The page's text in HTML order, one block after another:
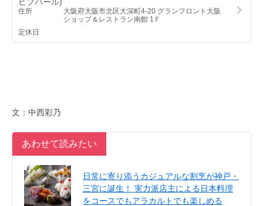
文：中西彩乃
あわせて読みたい
日常に寄り添うカジュアルな割烹が神戸・
三宮に誕生！ 実力派店主による日本料理
をコースでもアラカルトでも楽しめる